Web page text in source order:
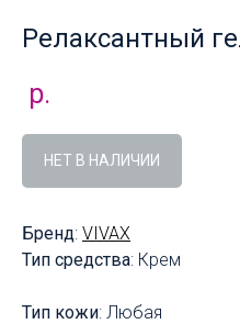
Релаксантный
р.
НЕТ В НАЛИЧИИ
Бренд: VIVAX
Тип средства: Крем
Тип кожи: Любая